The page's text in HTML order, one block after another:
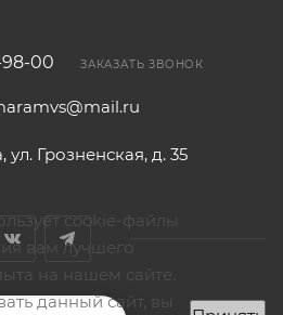
98-00 ЗАКАЗАТЬ ЗВОНОК
ул. Грозненская, д. 35
cookie-файлы
вам лучшего
на нашем сайте.
данный сайт, вы